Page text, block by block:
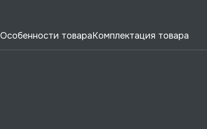
Особенности товараКомплектация товара